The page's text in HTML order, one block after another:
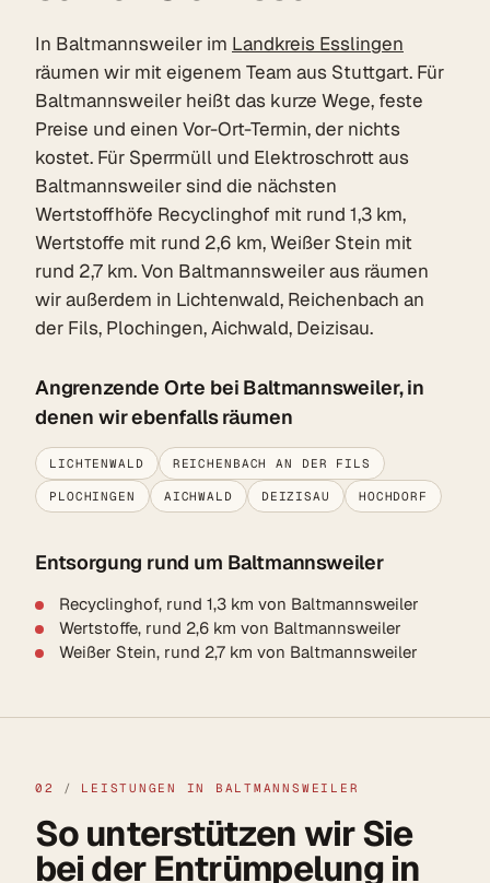
In Baltmannsweiler im Landkreis Esslingen
räumen wir mit eigenem Team aus Stuttgart. Für
Baltmannsweiler heißt das kurze Wege, feste
Preise und einen Vor-Ort-Termin, der nichts
kostet. Für Sperrmüll und Elektroschrott aus
Baltmannsweiler sind die nächsten
Wertstoffhöfe Recyclinghof mit rund 1,3 km,
Wertstoffe mit rund 2,6 km, Weißer Stein mit
rund 2,7 km. Von Baltmannsweiler aus räumen
wir außerdem in Lichtenwald, Reichenbach an
der Fils, Plochingen, Aichwald, Deizisau.
Angrenzende Orte bei Baltmannsweiler, in
denen wir ebenfalls räumen
LICHTENWALD REICHENBACH AN DER FILS
PLOCHINGEN AICHWALD DEIZISAU HOCHDORF
Entsorgung rund um Baltmannsweiler
Recyclinghof, rund 1,3 km von Baltmannsweiler
Wertstoffe, rund 2,6 km von Baltmannsweiler
Weißer Stein, rund 2,7 km von Baltmannsweiler
02 / LEISTUNGEN IN BALTMANNSWEILER
So unterstützen wir Sie
bei der Entrümpelung in